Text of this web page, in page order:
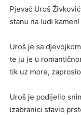
​Pjevač Uroš
stanu na ludi kamen!
Uroš je sa
te ju je u
tik uz more,
Uroš je podijelio
izabranici stavio